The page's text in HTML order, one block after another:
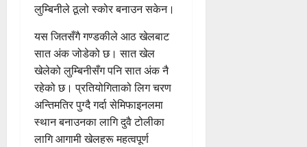
लुम्बिनीले ठूलो स्कोर बनाउन सकेन।
यस जितसँगै गण्डकीले आठ खेलबाट
सात अंक जोडेको छ। सात खेल
खेलेको लुम्बिनीसँग पनि सात अंक नै
रहेको छ। प्रतियोगिताको लिग चरण
अन्तिमतिर पुग्दै गर्दा सेमिफाइनलमा
स्थान बनाउनका लागि दुवै टोलीका
लागि आगामी खेलहरू महत्वपूर्ण